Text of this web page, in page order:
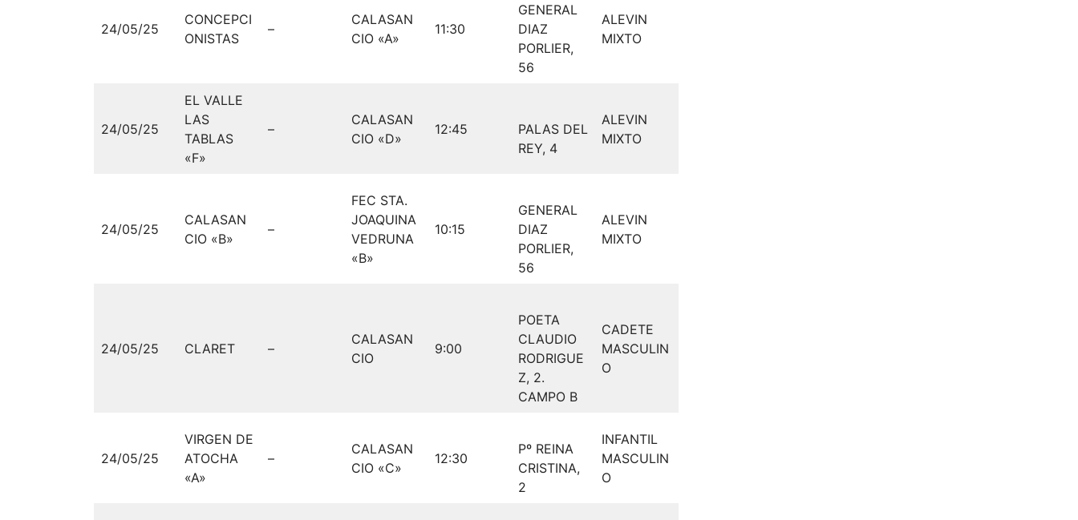
24/05/25
CONCEPCI
ONISTAS
–
CALASAN
CIO «A»
11:30
GENERAL
DIAZ
PORLIER,
56
ALEVIN
MIXTO
24/05/25
EL VALLE
LAS
TABLAS
«F»
–
CALASAN
CIO «D»
12:45
PALAS DEL
REY, 4
ALEVIN
MIXTO
24/05/25
CALASAN
CIO «B»
–
FEC STA.
JOAQUINA
VEDRUNA
«B»
10:15
GENERAL
DIAZ
PORLIER,
56
ALEVIN
MIXTO
24/05/25 CLARET –
CALASAN
CIO
9:00
POETA
CLAUDIO
RODRIGUE
Z, 2.
CAMPO B
CADETE
MASCULIN
O
24/05/25
VIRGEN DE
ATOCHA
«A»
–
CALASAN
CIO «C»
12:30
Pº REINA
CRISTINA,
2
INFANTIL
MASCULIN
O